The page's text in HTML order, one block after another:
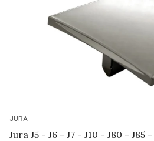
JURA
Jura J5 - J6 - J7 - J10 - J80 - J85